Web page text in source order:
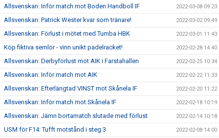
Allsvenskan: Inför match mot Boden Handboll IF 2022-03-08 09:23
Allsvenskan: Patrick Wester kvar som tränare! 2022-03-02 09:49
Allsvenskan: Förlust i mötet med Tumba HBK 2022-03-01 11:43
Köp fiktiva semlor - vinn unikt padelracket! 2022-02-28 14:40
Allsvenskan: Derbyförlust mot AIK i Farstahallen 2022-02-25 10:34
Allsvenskan: Inför match mot AIK 2022-02-22 11:33
Allsvenskan: Efterlängtad VINST mot Skånela IF 2022-02-20 11:22
Allsvenskan: Inför match mot Skånela IF 2022-02-18 10:19
Allsvenskan: Jämn bortamatch slutade med förlust 2022-02-14 10:18
USM för F14: Tufft motstånd i steg 3 2022-02-08 14:00